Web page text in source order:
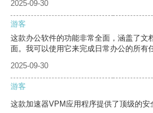
2025-09-30
游客
这款办公软件的功能非常全面，涵盖了文
面。我可以使用它来完成日常办公的所有
2025-09-30
游客
这款加速器VPM应用程序提供了顶级的安